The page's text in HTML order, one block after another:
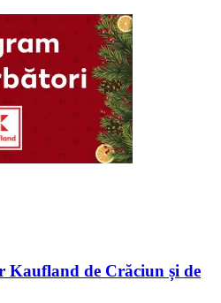
Kaufland de Crăciun și de